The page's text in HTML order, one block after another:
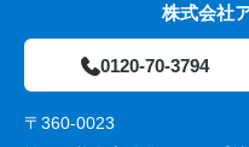
株式会社
0120-70-3794
〒360-0023